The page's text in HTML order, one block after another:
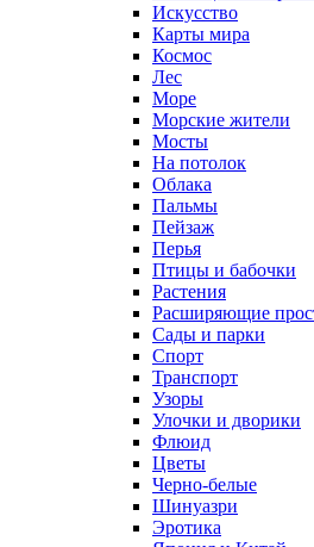
Искусство
Карты мира
Космос
Лес
Море
Морские жители
Мосты
На потолок
Облака
Пальмы
Пейзаж
Перья
Птицы и бабочки
Растения
Расширяющие
Сады и парки
Спорт
Транспорт
Узоры
Улочки и дворики
Флюид
Цветы
Черно-белые
Шинуазри
Эротика